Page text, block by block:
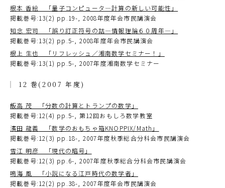
根本 香絵 「量子コンピュータ―計算の新しい可能性」
掲載巻号:13(2) pp.19-, 2008年度年会市民講演会
知念 宏司 「誤り訂正符号の話―情報理論６０周年―」
掲載巻号:13(2) pp.5-, 2008年度年会市民講演会
根上 生也 「リフレッシュ／湘南数学セミナー！」
掲載巻号:13(1) pp.5-, 2007年度湘南数学セミナー
12 巻(2007 年度)
飯高 茂 「分数の計算とトランプの数学」
掲載巻号:12(4) pp.5-, 第12回おもしろ数学教室
濱田 龍義 「数学のおもちゃ箱KNOPPIX/Math」
掲載巻号:12(3) pp.18-, 2007年度秋季総合分科会市民講演会
雪江 明彦 「現代の暗号」
掲載巻号:12(3) pp.6-, 2007年度秋季総合分科会市民講演会
鳴海 風 「小説になる江戸時代の数学者」
掲載巻号:12(2) pp.38-, 2007年度年会市民講演会